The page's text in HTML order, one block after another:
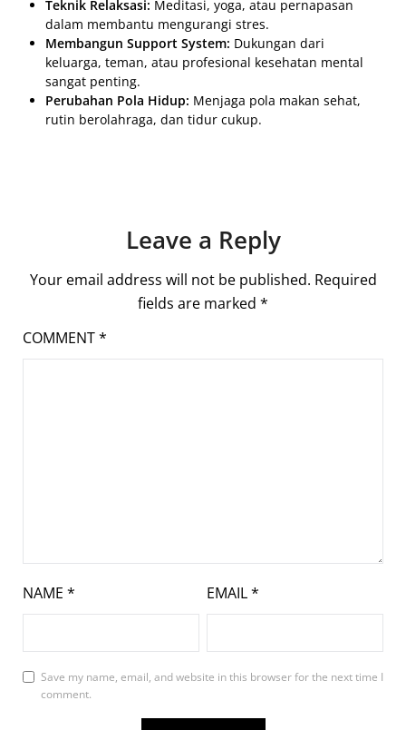
Teknik Relaksasi: Meditasi, yoga, atau pernapasan
dalam membantu mengurangi stres.
Membangun Support System: Dukungan dari
keluarga, teman, atau profesional kesehatan mental
sangat penting.
Perubahan Pola Hidup: Menjaga pola makan sehat,
rutin berolahraga, dan tidur cukup.
Leave a Reply
Your email address will not be published. Required
fields are marked *
COMMENT*
NAME * EMAIL*
Save my name, email, and website in this browser for the next time I
comment.